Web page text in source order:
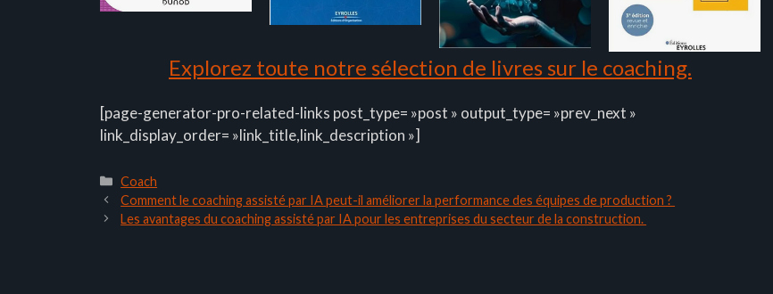
Explorez toute notre sélection de livres sur le coaching.
[page-generator-pro-related-links post_type= »post » output_type= »prev_next »
link_display_order= »link_title,link_description »]
Catégories
Coach
Comment le coaching assisté par IA peut-il améliorer la performance des équipes de production ?
Les avantages du coaching assisté par IA pour les entreprises du secteur de la construction.